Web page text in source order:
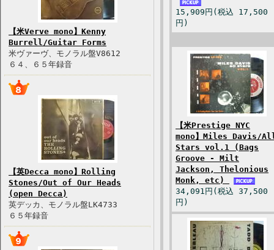
【米Verve mono】Kenny
Burrell/Guitar Forms
米ヴァーヴ、モノラル盤V8612
６４、６５年録音
【英Decca mono】Rolling
Stones/Out of Our Heads
(open Decca)
英デッカ、モノラル盤LK4733
６５年録音
15,909円(税込 17,500
円)
【米Prestige NYC
mono】Miles Davis/
Stars vol.1 (Bags
Groove - Milt
Jackson, Thelonious
Monk, etc)
34,091円(税込 37,500
円)